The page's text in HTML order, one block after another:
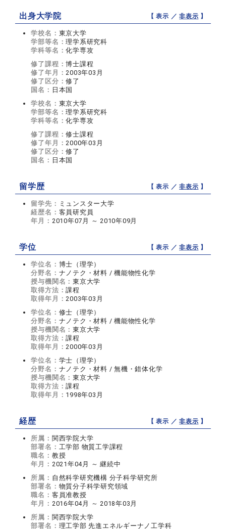
出身大学院 【 表示 ／非表示 】
学校名： 東京大学
学部等名：理学系研究科
学科等名：化学専攻
修了課程：博士課程
修了年月： 2003年03月
修了区分：修了
国名： 日本国
学校名： 東京大学
学部等名：理学系研究科
学科等名：化学専攻
修了課程：修士課程
修了年月： 2000年03月
修了区分：修了
国名： 日本国
留学歴 【 表示 ／非表示 】
留学先： ミュンスター大学
経歴名： 客員研究員
年月： 2010年07月 ～ 2010年09月
学位 【 表示 ／非表示 】
学位名： 博士（理学）
分野名： ナノテク・材料 / 機能物性化学
授与機関名：東京大学
取得方法：課程
取得年月： 2003年03月
学位名： 修士（理学）
分野名： ナノテク・材料 / 機能物性化学
授与機関名：東京大学
取得方法：課程
取得年月： 2000年03月
学位名： 学士（理学）
分野名： ナノテク・材料 / 無機・錯体化学
授与機関名：東京大学
取得方法：課程
取得年月： 1998年03月
経歴 【 表示 ／非表示 】
所属： 関西学院大学
部署名： 工学部 物質工学課程
職名： 教授
年月： 2021年04月 ～ 継続中
所属： 自然科学研究機構 分子科学研究所
部署名： 物質分子科学研究領域
職名： 客員准教授
年月： 2016年04月 ～ 2018年03月
所属： 関西学院大学
部署名： 理工学部 先進エネルギーナノ工学科